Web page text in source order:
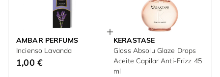
AMBAR PERFUMS
Incienso Lavanda
1,00 €
KERASTASE
Gloss Absolu Glaze Drops
Aceite Capilar Anti-Frizz 45
ml